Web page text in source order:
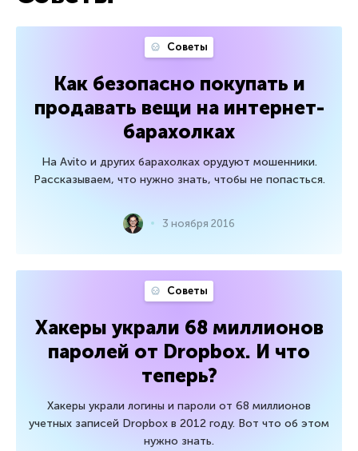
Советы
Как безопасно покупать и
продавать вещи на интернет-
барахолках
На Avito и других барахолках орудуют мошенники.
Рассказываем, что нужно знать, чтобы не попасться.
3 ноября 2016
Советы
Хакеры украли 68 миллионов
паролей от Dropbox. И что
теперь?
Хакеры украли логины и пароли от 68 миллионов
учетных записей Dropbox в 2012 году. Вот что об этом
нужно знать.